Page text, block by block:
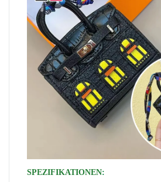
SPEZIFIKATIONEN: